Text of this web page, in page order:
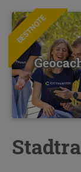
BESTNOTE